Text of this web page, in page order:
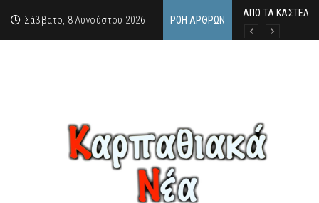
Σάββατο, 8 Αυγούστου 2026 ΡΟΉ ΆΡΘΡΩΝ
ΑΠΟ ΤΑ ΚΑΣΤΕΛΙΑ
Η άγνωστη
Νέος